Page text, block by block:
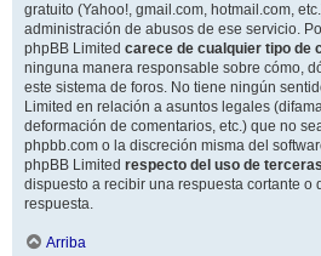
gratuito (Yahoo!, gmail.com, hotmail.com,
administración de abusos de ese servicio.
phpBB Limited carece de cualquier tipo de
ninguna manera responsable sobre cómo,
este sistema de foros. No tiene ningún
Limited en relación a asuntos legales
deformación de comentarios, etc.) que no
phpbb.com o la discreción misma del
phpBB Limited respecto del uso de
dispuesto a recibir una respuesta cortante o
respuesta.
Arriba